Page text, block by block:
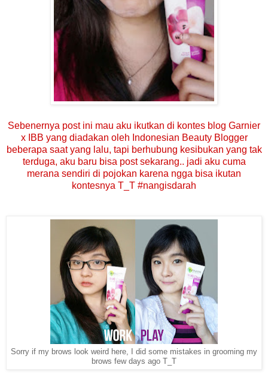
Sebenernya post ini mau aku ikutkan di kontes blog Garnier
x IBB yang diadakan oleh Indonesian Beauty Blogger
beberapa saat yang lalu, tapi berhubung kesibukan yang tak
terduga, aku baru bisa post sekarang.. jadi aku cuma
merana sendiri di pojokan karena ngga bisa ikutan
kontesnya T_T #nangisdarah
Sorry if my brows look weird here, I did some mistakes in grooming my
brows few days ago T_T